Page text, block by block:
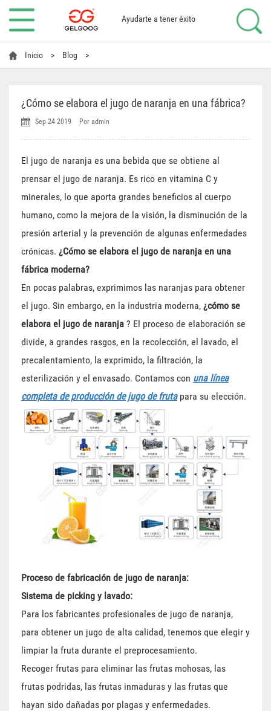
Ayudarte a tener éxito
Inicio > Blog >
¿Cómo se elabora el jugo de naranja en una fábrica?
Sep 24 2019 Por admin
El jugo de naranja es una bebida que se obtiene al
prensar el jugo de naranja. Es rico en vitamina C y
minerales, lo que aporta grandes beneficios al cuerpo
humano, como la mejora de la visión, la disminución de la
presión arterial y la prevención de algunas enfermedades
crónicas. ¿Cómo se elabora el jugo de naranja en una
fábrica moderna?
En pocas palabras, exprimimos las naranjas para obtener
el jugo. Sin embargo, en la industria moderna, ¿cómo se
elabora el jugo de naranja ? El proceso de elaboración se
divide, a grandes rasgos, en la recolección, el lavado, el
precalentamiento, la exprimido, la filtración, la
esterilización y el envasado. Contamos con una línea
completa de producción de jugo de frutapara su elección.
Proceso de fabricación de jugo de naranja:
Sistema de picking y lavado:
Para los fabricantes profesionales de jugo de naranja,
para obtener un jugo de alta calidad, tenemos que elegir y
limpiar la fruta durante el preprocesamiento.
Recoger frutas para eliminar las frutas mohosas, las
frutas podridas, las frutas inmaduras y las frutas que
hayan sido dañadas por plagas y enfermedades.